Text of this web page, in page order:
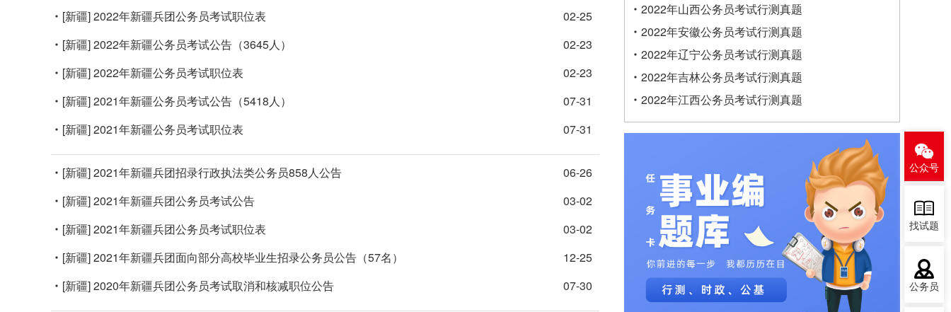
[新疆]2022年新疆兵团公务员考试职位表
02-25
[新疆]2022年新疆公务员考试公告（3645人）
02-23
[新疆]2022年新疆公务员考试职位表
02-23
[新疆]2021年新疆公务员考试公告（5418人）
07-31
[新疆]2021年新疆公务员考试职位表 07-31
[新疆]2021年新疆兵团招录行政执法类公务员858人公告
06-26
[新疆]2021年新疆兵团公务员考试公告
03-02
[新疆]2021年新疆兵团公务员考试职位表
03-02
[新疆]2021年新疆兵团面向部分高校毕业生招录公务员公告（57名）
12-25
[新疆]2020年新疆兵团公务员考试取消和核减职位公告 07-30
2022年山西公务员考试行测真题
2022年安徽公务员考试行测真题
2022年辽宁公务员考试行测真题
2022年吉林公务员考试行测真题
2022年江西公务员考试行测真题
公众号
找试题
公务员